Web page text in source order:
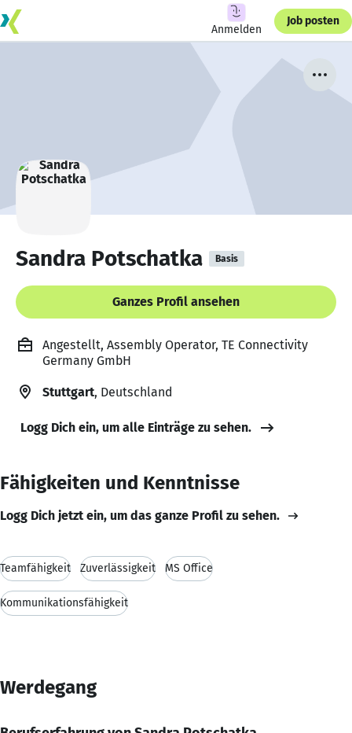
Anmelden
Job posten
Sandra Potschatka Basis
Ganzes Profil ansehen
Angestellt, Assembly Operator, TE Connectivity
Germany GmbH
Stuttgart, Deutschland
Logg Dich ein, um alle Einträge zu sehen.
Fähigkeiten und Kenntnisse
Logg Dich jetzt ein, um das ganze Profil zu sehen.
Teamfähigkeit Zuverlässigkeit MS Office
Kommunikationsfähigkeit
Werdegang